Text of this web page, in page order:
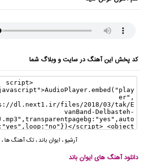
کد پخش این آهنگ در سایت و وبلاگ شما
آرشیو ، ایوان باند ،تک آهنگ ها،
دانلود آهنگ های ایوان باند